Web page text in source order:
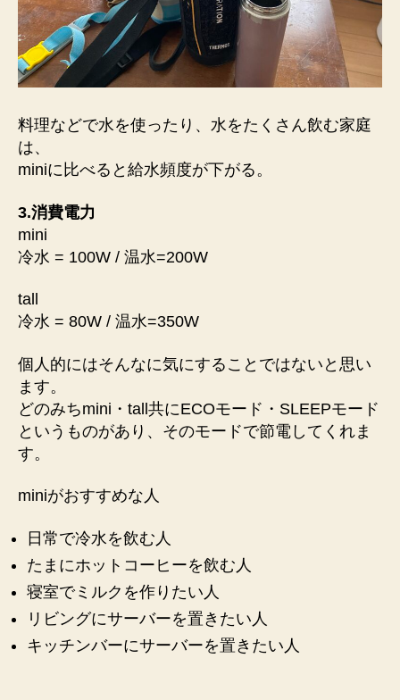
料理などで水を使ったり、水をたくさん飲む家庭
は、
miniに比べると給水頻度が下がる。
3.消費電力
mini
冷水 = 100W / 温水=200W
tall
冷水 = 80W / 温水=350W
個人的にはそんなに気にすることではないと思い
ます。
どのみちmini・tall共にECOモード・SLEEPモード
というものがあり、そのモードで節電してくれま
す。
miniがおすすめな人
日常で冷水を飲む人
たまにホットコーヒーを飲む人
寝室でミルクを作りたい人
リビングにサーバーを置きたい人
キッチンバーにサーバーを置きたい人